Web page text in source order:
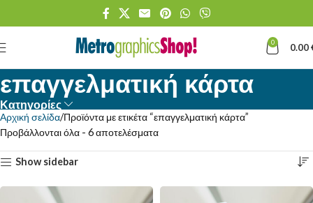
0 0.00
επαγγελματική κάρτα
Κατηγορίες
Αρχική σελίδα Προϊόντα με ετικέτα “επαγγελματική κάρτα”
Προβάλλονται όλα - 6 αποτελέσματα
Show sidebar